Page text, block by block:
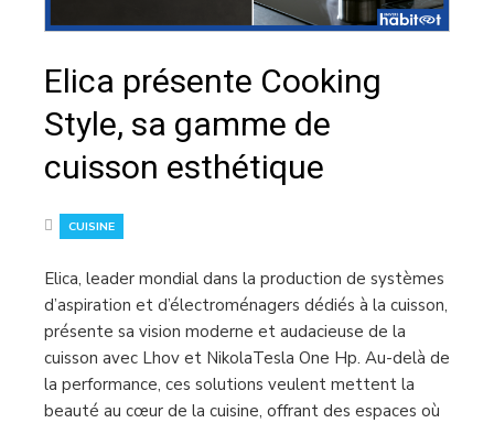
Elica présente Cooking
Style, sa gamme de
cuisson esthétique
CUISINE
Elica, leader mondial dans la production de systèmes
d’aspiration et d’électroménagers dédiés à la cuisson,
présente sa vision moderne et audacieuse de la
cuisson avec Lhov et NikolaTesla One Hp. Au-delà de
la performance, ces solutions veulent mettent la
beauté au cœur de la cuisine, offrant des espaces où